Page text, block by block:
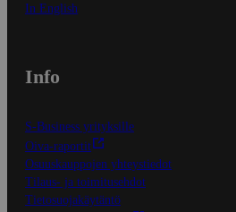
In English
Info
S-Business yrityksille
Oiva-raportit
Osuuskauppojen yhteystiedot
Tilaus- ja toimitusehdot
Tietosuojakäytäntö